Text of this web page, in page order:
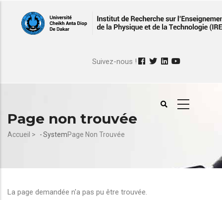
contenu
Suivez-nous !
Page non trouvée
Fil
Accueil > -SystemPage Non Trouvée
La page demandée n'a pas pu être trouvée.